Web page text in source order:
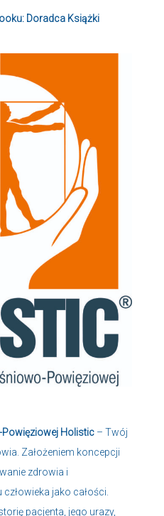
Doradca Książki
Powięziowej Holistic – Twój
Założeniem koncepcji
zdrowia i
jako całości.
pacjenta, jego urazy,